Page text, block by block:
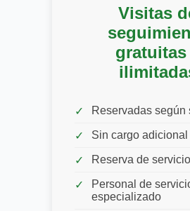
Visitas
gratuitas
Reservadas según
Sin cargo adicional
Reserva de
Personal de
especializado